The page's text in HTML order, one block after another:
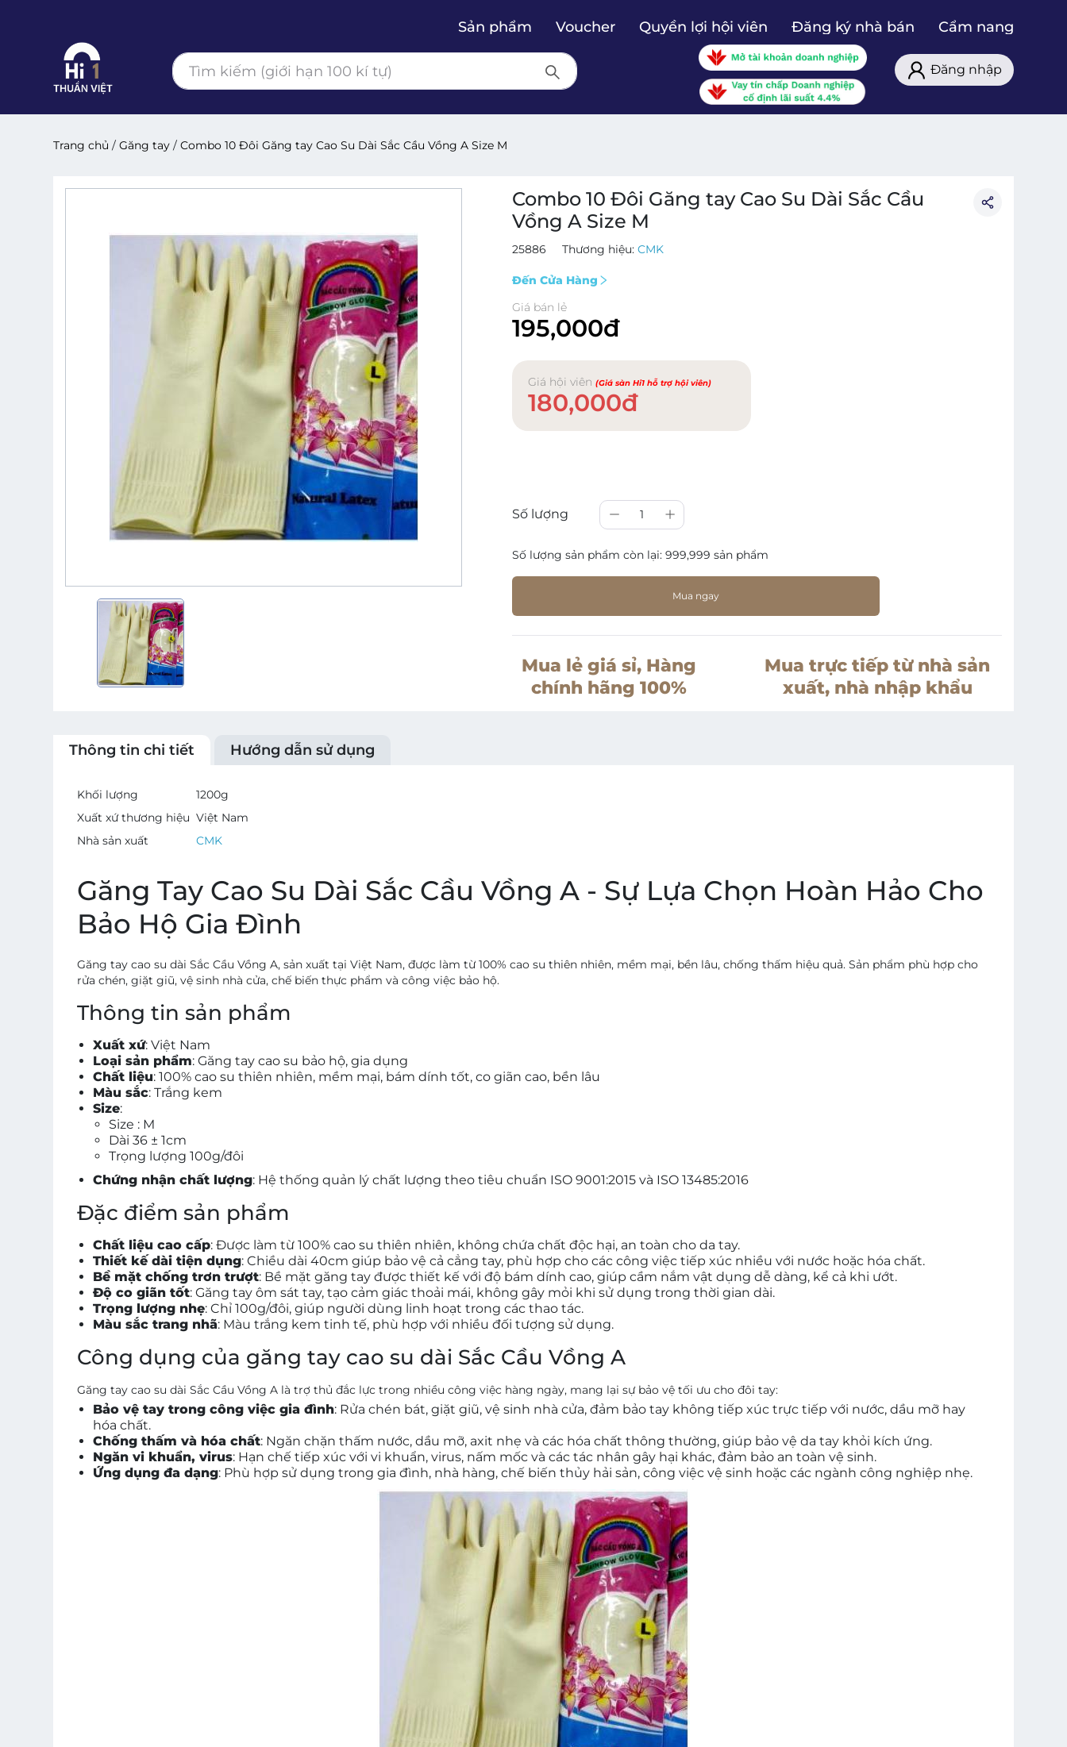
Sản phẩm Voucher Quyền lợi hội viên Đăng ký nhà bán Cẩm nang
Đăng nhập
Trang chủ / Găng tay / Combo 10 Đôi Găng tay Cao Su Dài Sắc Cầu Vồng A Size M
Combo 10 Đôi Găng tay Cao Su Dài Sắc Cầu
Vồng A Size M
25886 Thương hiệu: CMK
Đến Cửa Hàng
Giá bán lẻ
195,000đ
Giá hội viên (Giá sàn Hi1 hỗ trợ hội viên)
180,000đ
Số lượng 1
Số lượng sản phẩm còn lại:999,999 sản phẩm
Mua ngay
Mua lẻ giá sỉ, Hàng
chính hãng 100%
Mua trực tiếp từ nhà sản
xuất, nhà nhập khẩu
Thông tin chi tiết Hướng dẫn sử dụng
Khối lượng 1200g
Xuất xứ thương hiệu Việt Nam
Nhà sản xuất
CMK
Găng Tay Cao Su Dài Sắc Cầu Vồng A - Sự Lựa Chọn Hoàn Hảo Cho
Bảo Hộ Gia Đình
Găng tay cao su dài Sắc Cầu Vồng A, sản xuất tại Việt Nam, được làm từ 100% cao su thiên nhiên, mềm mại, bền lâu, chống thấm hiệu quả. Sản phẩm phù hợp cho
rửa chén, giặt giũ, vệ sinh nhà cửa, chế biến thực phẩm và công việc bảo hộ.
Thông tin sản phẩm
Xuất xứ: Việt Nam
Loại sản phẩm: Găng tay cao su bảo hộ, gia dụng
Chất liệu: 100% cao su thiên nhiên, mềm mại, bám dính tốt, co giãn cao, bền lâu
Màu sắc: Trắng kem
Size:
Size : M
Dài 36 ± 1cm
Trọng lượng 100g/đôi
Chứng nhận chất lượng: Hệ thống quản lý chất lượng theo tiêu chuẩn ISO 9001:2015 và ISO 13485:2016
Đặc điểm sản phẩm
Chất liệu cao cấp: Được làm từ 100% cao su thiên nhiên, không chứa chất độc hại, an toàn cho da tay.
Thiết kế dài tiện dụng: Chiều dài 40cm giúp bảo vệ cả cẳng tay, phù hợp cho các công việc tiếp xúc nhiều với nước hoặc hóa chất.
Bề mặt chống trơn trượt: Bề mặt găng tay được thiết kế với độ bám dính cao, giúp cầm nắm vật dụng dễ dàng, kể cả khi ướt.
Độ co giãn tốt: Găng tay ôm sát tay, tạo cảm giác thoải mái, không gây mỏi khi sử dụng trong thời gian dài.
Trọng lượng nhẹ: Chỉ 100g/đôi, giúp người dùng linh hoạt trong các thao tác.
Màu sắc trang nhã: Màu trắng kem tinh tế, phù hợp với nhiều đối tượng sử dụng.
Công dụng của găng tay cao su dài Sắc Cầu Vồng A
Găng tay cao su dài Sắc Cầu Vồng A là trợ thủ đắc lực trong nhiều công việc hàng ngày, mang lại sự bảo vệ tối ưu cho đôi tay:
Bảo vệ tay trong công việc gia đình: Rửa chén bát, giặt giũ, vệ sinh nhà cửa, đảm bảo tay không tiếp xúc trực tiếp với nước, dầu mỡ hay
hóa chất.
Chống thấm và hóa chất: Ngăn chặn thấm nước, dầu mỡ, axit nhẹ và các hóa chất thông thường, giúp bảo vệ da tay khỏi kích ứng.
Ngăn vi khuẩn, virus: Hạn chế tiếp xúc với vi khuẩn, virus, nấm mốc và các tác nhân gây hại khác, đảm bảo an toàn vệ sinh.
Ứng dụng đa dạng: Phù hợp sử dụng trong gia đình, nhà hàng, chế biến thủy hải sản, công việc vệ sinh hoặc các ngành công nghiệp nhẹ.